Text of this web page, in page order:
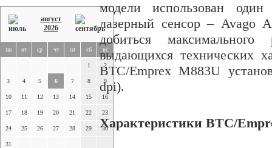
август
2026
пн вт ср чт пт сб вс
1 2
3 4 5 6 7 8 9
10 11 12 13 14 15 16
17 18 19 20 21 22 23
24 25 26 27 28 29 30
31
модели использован
лазерный сенсор – Avago
добиться
выдающихся технических
BTC/Emprex M883U
dpi).
Характеристики BTC/